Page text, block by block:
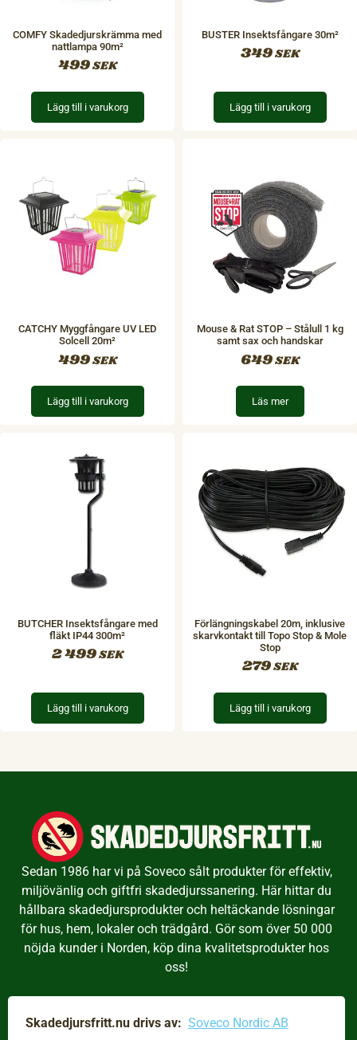
COMFY Skadedjurskrämma med
nattlampa 90m²
499SEK
Lägg till i varukorg
BUSTER Insektsfångare 30m²
349SEK
Lägg till i varukorg
CATCHY Myggfångare UV LED
Solcell 20m²
499SEK
Lägg till i varukorg
Mouse & Rat STOP – Stålull 1 kg
samt sax och handskar
649SEK
Läs mer
BUTCHER Insektsfångare med
fläkt IP44 300m²
2 499SEK
Lägg till i varukorg
Förlängningskabel 20m, inklusive
skarvkontakt till Topo Stop & Mole
Stop
279SEK
Lägg till i varukorg
Sedan 1986 har vi på Soveco sålt produkter för effektiv,
miljövänlig och giftfri skadedjurssanering. Här hittar du
hållbara skadedjursprodukter och heltäckande lösningar
för hus, hem, lokaler och trädgård. Gör som över 50 000
nöjda kunder i Norden, köp dina kvalitetsprodukter hos
oss!
Skadedjursfritt.nu drivs av: Soveco Nordic AB